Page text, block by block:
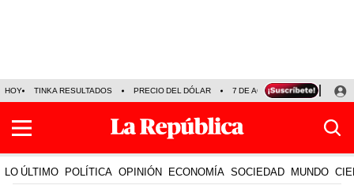
HOY TINKA RESULTADOS PRECIO DEL DÓLAR 7 DE AGOSTO OLLANTA
LO ÚLTIMO POLÍTICA OPINIÓN ECONOMÍA SOCIEDAD MUNDO